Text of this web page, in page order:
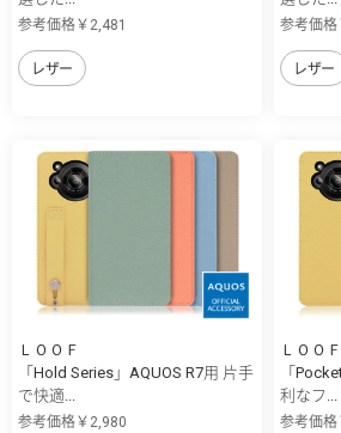
参考価格￥2,481
レザー
参考価格
レザー
ＬＯＯＦ
「Hold Series」AQUOS R7用 片手
で快適...
参考価格￥2,980
ＬＯＯＦ
「
利なフ...
参考価格